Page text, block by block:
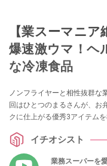
【業スーマニ
爆速激ウマ！ヘ
な冷凍食品
ノンフライヤーと相性抜群な
回はひとつのまるさんが、お
クに仕上がる優秀3アイテムを
イチオシスト
業務スーパーを